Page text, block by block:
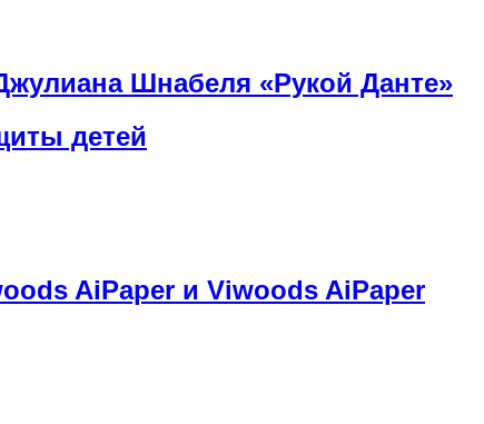
Шнабеля «Рукой Данте»
детей
AiPaper и Viwoods AiPaper